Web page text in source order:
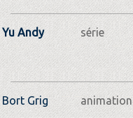
Yu Andy série
Bort Grig animation